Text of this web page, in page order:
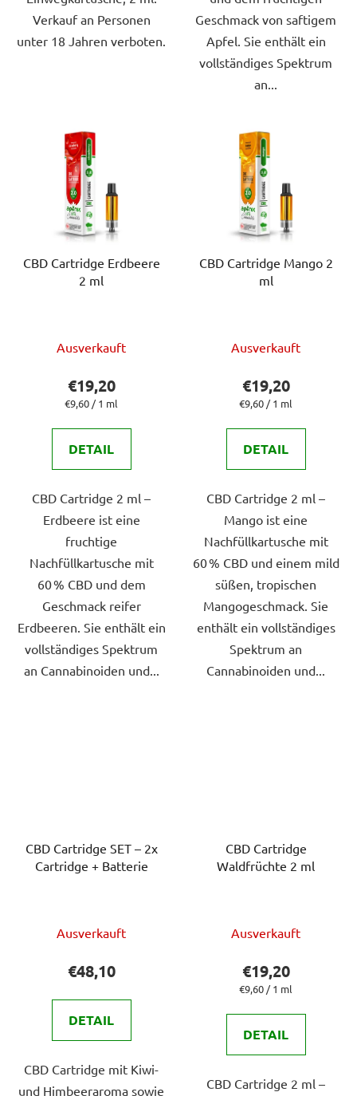
Verkauf an Personen
unter 18 Jahren verboten.
Geschmack von saftigem
Apfel. Sie enthält ein
vollständiges Spektrum
an...
CBD Cartridge Erdbeere
2 ml
Ausverkauft
€19,20
Verkaufspreis:
€9,60 / 1 ml
DETAIL
CBD Cartridge 2 ml –
Erdbeere ist eine
fruchtige
Nachfüllkartusche mit
60 % CBD und dem
Geschmack reifer
Erdbeeren. Sie enthält ein
vollständiges Spektrum
an Cannabinoiden und...
CBD Cartridge Mango 2
ml
Ausverkauft
€19,20
Verkaufspreis:
€9,60 / 1 ml
DETAIL
CBD Cartridge 2 ml –
Mango ist eine
Nachfüllkartusche mit
60 % CBD und einem mild
süßen, tropischen
Mangogeschmack. Sie
enthält ein vollständiges
Spektrum an
Cannabinoiden und...
CBD Cartridge SET – 2x
Cartridge + Batterie
Ausverkauft
€48,10
DETAIL
CBD Cartridge mit Kiwi-
und Himbeeraroma sowie
CBD Cartridge
Waldfrüchte 2 ml
Ausverkauft
€19,20
Verkaufspreis:
€9,60 / 1 ml
DETAIL
CBD Cartridge 2 ml –